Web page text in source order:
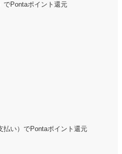
でPontaポイント還元
払い）でPontaポイント還元